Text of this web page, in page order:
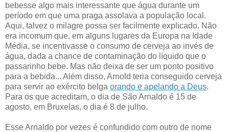
bebesse algo mais interessante que água durante um
período em que uma praga assolava a população local.
Aqui, talvez o milagre possa ser facilmente explicado. Não
era incomum que, em alguns lugares da Europa na Idade
Média, se incentivasse o consumo de cerveja ao invés de
água, dada a chance de contaminação do líquido que o
passarinho bebe. Mas não deixa de ser um ponto positivo
para a bebida... Além disso, Arnold teria conseguido cerveja
para servir ao exército belga orando e apelando a Deus.
Para os que acreditam, o dia de São Arnaldo é 15 de
agosto, em Bruxelas, o dia é 8 de julho.
Esse Arnaldo por vezes é confundido com outro de nome